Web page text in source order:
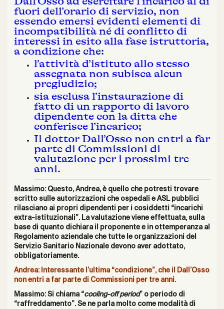
fuori dell’orario di servizio, non
essendo emersi evidenti elementi di
incompatibilità né di conflitto di
interessi in esito alla fase istruttoria,
a condizione che:
l’attività d’istituto allo stesso
assegnata non subisca alcun
pregiudizio;
sia esclusa l’instaurazione di
fatto di un rapporto di lavoro
dipendente con la ditta che
conferisce l’incarico;
Il dottor Dall’Osso non entri a far
parte di Commissioni di
valutazione per i prossimi tre
anni.
Massimo: Questo, Andrea, è quello che potresti trovare
scritto sulle autorizzazioni che ospedali e ASL pubblici
rilasciano ai propri dipendenti per i cosiddetti “incarichi
extra-istituzionali”. La valutazione viene effettuata, sulla
base di quanto dichiara il proponente e in ottemperanza al
Regolamento aziendale che tutte le organizzazioni del
Servizio Sanitario Nazionale devono aver adottato,
obbligatoriamente.
Andrea: Interessante l’ultima “condizione”, che il Dall’Osso
non entri a far parte di Commissioni per tre anni.
Massimo: Si chiama “cooling-off period” o periodo di
“raffreddamento”. Se ne parla molto come modalità di